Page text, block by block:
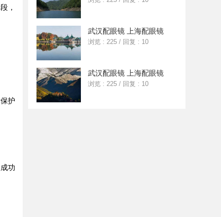
，
护
功
武汉配眼镜 上海配眼镜
浏览 : 225 / 回复 : 10
武汉配眼镜 上海配眼镜
浏览 : 225 / 回复 : 10